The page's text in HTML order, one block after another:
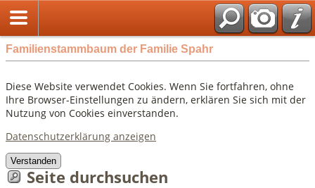
Familienstammbaum der Familie Spahr
Diese Website verwendet Cookies. Wenn Sie fortfahren, ohne
Ihre Browser-Einstellungen zu ändern, erklären Sie sich mit der
Nutzung von Cookies einverstanden.
Datenschutzerklärung anzeigen
Verstanden
Seite durchsuchen